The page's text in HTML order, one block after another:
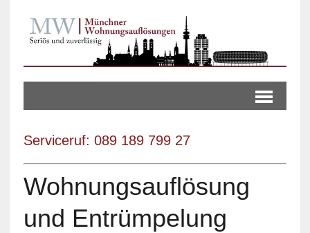
Serviceruf: 089 189 799 27
Wohnungsauflösung
und Entrümpelung